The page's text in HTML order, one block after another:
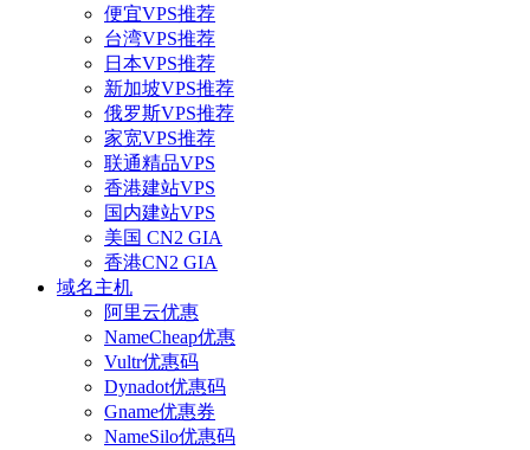
便宜VPS推荐
台湾VPS推荐
日本VPS推荐
新加坡VPS推荐
俄罗斯VPS推荐
家宽VPS推荐
联通精品VPS
香港建站VPS
国内建站VPS
美国 CN2 GIA
香港CN2 GIA
域名主机
阿里云优惠
NameCheap优惠
Vultr优惠码
Dynadot优惠码
Gname优惠券
NameSilo优惠码